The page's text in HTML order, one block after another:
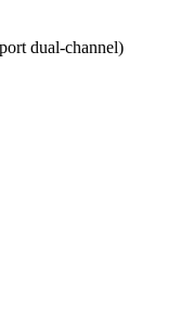
dual-channel)